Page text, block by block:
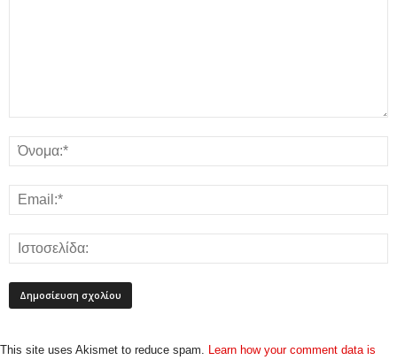
This site uses Akismet to reduce spam. Learn how your comment data is